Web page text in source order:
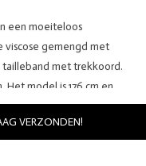
een moeiteloos
viscose gemengd met
met trekkoord.
Het model is 176 cm en
VERZONDEN!